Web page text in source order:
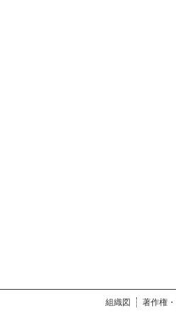
組織図 著作権